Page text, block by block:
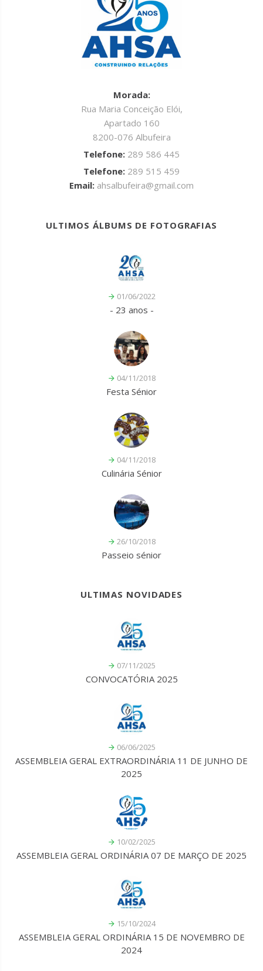
Morada:
Rua Maria Conceição Elói,
Apartado 160
8200-076 Albufeira
Telefone: 289 586 445
Telefone: 289 515 459
Email: ahsalbufeira@gmail.com
ULTIMOS ÁLBUMS DE FOTOGRAFIAS
01/06/2022
- 23 anos -
04/11/2018
Festa Sénior
04/11/2018
Culinária Sénior
26/10/2018
Passeio sénior
ULTIMAS NOVIDADES
07/11/2025
CONVOCATÓRIA 2025
06/06/2025
ASSEMBLEIA GERAL EXTRAORDINÁRIA 11 DE JUNHO DE
2025
10/02/2025
ASSEMBLEIA GERAL ORDINÁRIA 07 DE MARÇO DE 2025
15/10/2024
ASSEMBLEIA GERAL ORDINÁRIA 15 DE NOVEMBRO DE
2024